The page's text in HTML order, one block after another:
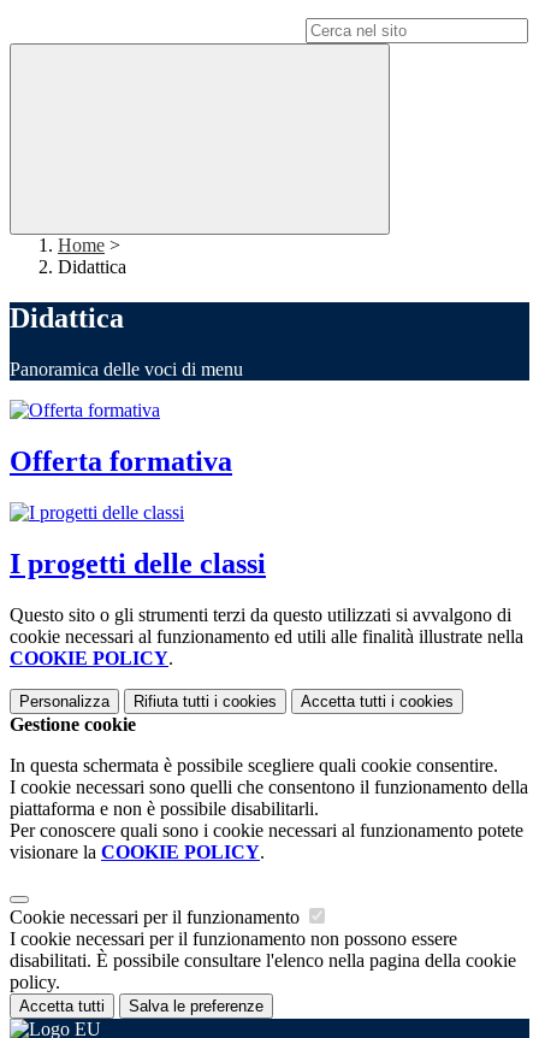
Home >
Didattica
Didattica
Panoramica delle voci di menu
Offerta formativa
I progetti delle classi
Questo sito o gli strumenti terzi da questo utilizzati si avvalgono di
cookie necessari al funzionamento ed utili alle finalità illustrate nella
COOKIE POLICY.
Personalizza Rifiuta tutti i cookies Accetta tutti i cookies
Gestione cookie
In questa schermata è possibile scegliere quali cookie consentire.
I cookie necessari sono quelli che consentono il funzionamento della
piattaforma e non è possibile disabilitarli.
Per conoscere quali sono i cookie necessari al funzionamento potete
visionare la COOKIE POLICY.
Cookie necessari per il funzionamento
I cookie necessari per il funzionamento non possono essere
disabilitati. È possibile consultare l'elenco nella pagina della cookie
policy.
Accetta tutti Salva le preferenze